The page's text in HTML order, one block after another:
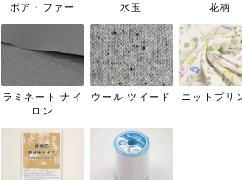
ボア・ファー 水玉 花柄
ラミネート ナイ
ロン
ウール ツイード ニットプリ